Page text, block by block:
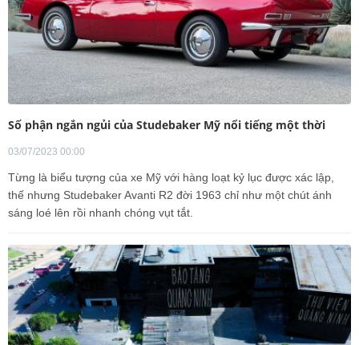
Số phận ngắn ngủi của Studebaker Mỹ nổi tiếng một thời
03/07/2023 00:00
Từng là biểu tượng của xe Mỹ với hàng loạt kỷ lục được xác lập,
thế nhưng Studebaker Avanti R2 đời 1963 chỉ như một chút ánh
sáng loé lên rồi nhanh chóng vụt tắt.